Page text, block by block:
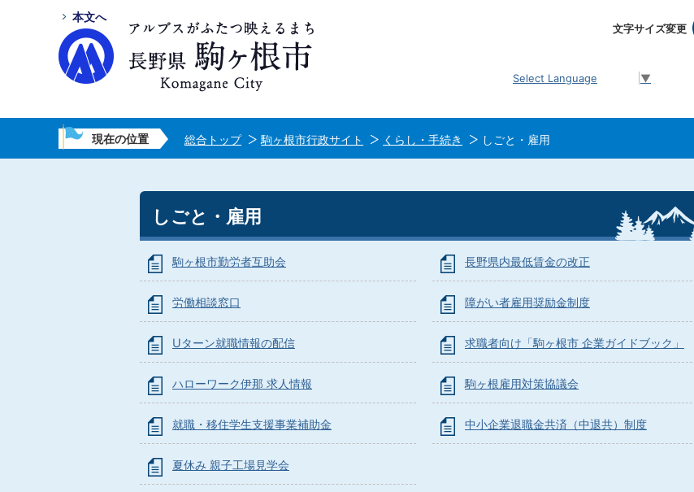
本文へ
文字サイズ変更
Select Language ▼
現在の位置 総合トップ 駒ヶ根市行政サイト くらし・手続き しごと・雇用
しごと・雇用
駒ヶ根市勤労者互助会 長野県内最低賃金の改正
労働相談窓口 障がい者雇用奨励金制度
Uターン就職情報の配信 求職者向け「駒ヶ根市 企業ガイドブック」
ハローワーク伊那 求人情報 駒ヶ根雇用対策協議会
就職・移住学生支援事業補助金 中小企業退職金共済（中退共）制度
夏休み 親子工場見学会